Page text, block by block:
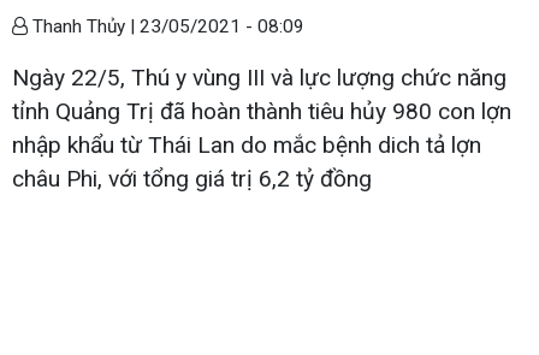
Thanh Thủy | 23/05/2021 - 08:09
Ngày 22/5, Thú y vùng III và lực lượng chức năng
tỉnh Quảng Trị đã hoàn thành tiêu hủy 980 con lợn
nhập khẩu từ Thái Lan do mắc bệnh dich tả lợn
châu Phi, với tổng giá trị 6,2 tỷ đồng